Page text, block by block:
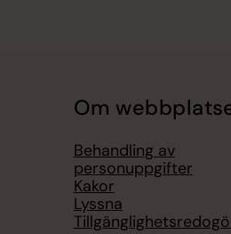
Om
Behandling av
personuppgifter
Kakor
Lyssna